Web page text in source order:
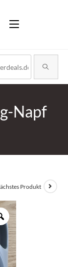
Napf
Produkt